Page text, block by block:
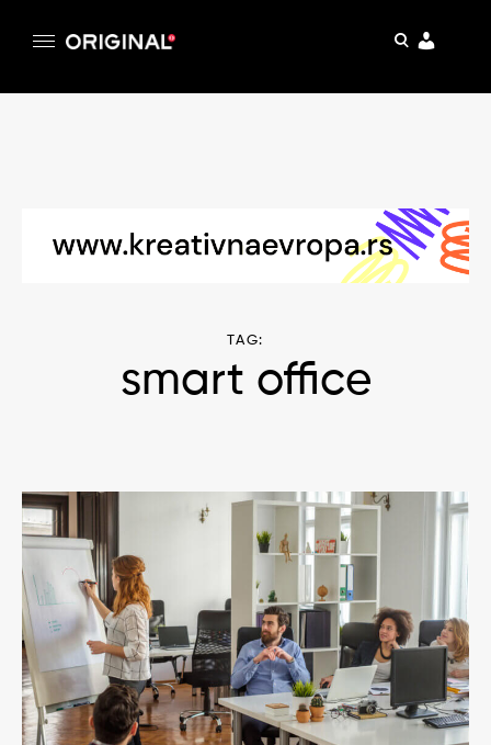
pretraga
TAG:
smart office